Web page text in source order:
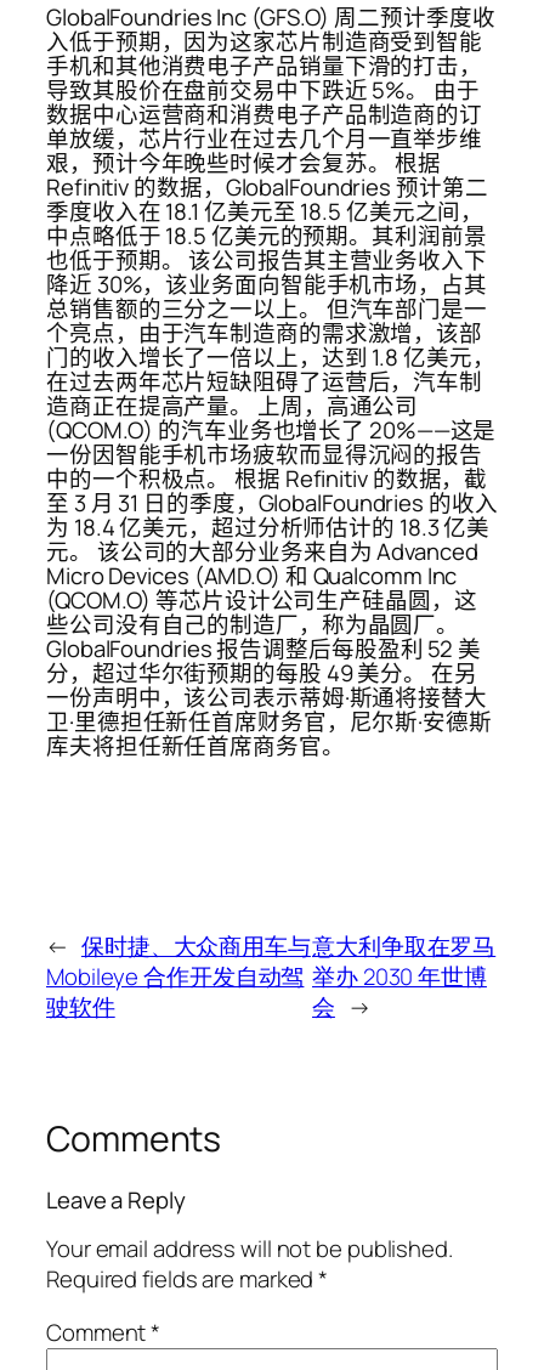
GlobalFoundries Inc (GFS.O) 周二预计季度收
入低于预期，因为这家芯片制造商受到智能
手机和其他消费电子产品销量下滑的打击，
导致其股价在盘前交易中下跌近 5%。 由于
数据中心运营商和消费电子产品制造商的订
单放缓，芯片行业在过去几个月一直举步维
艰，预计今年晚些时候才会复苏。 根据
Refinitiv 的数据，GlobalFoundries 预计第二
季度收入在 18.1 亿美元至 18.5 亿美元之间，
中点略低于 18.5 亿美元的预期。其利润前景
也低于预期。 该公司报告其主营业务收入下
降近 30%，该业务面向智能手机市场，占其
总销售额的三分之一以上。 但汽车部门是一
个亮点，由于汽车制造商的需求激增，该部
门的收入增长了一倍以上，达到 1.8 亿美元，
在过去两年芯片短缺阻碍了运营后，汽车制
造商正在提高产量。 上周，高通公司
(QCOM.O) 的汽车业务也增长了 20%——这是
一份因智能手机市场疲软而显得沉闷的报告
中的一个积极点。 根据 Refinitiv 的数据，截
至 3 月 31 日的季度，GlobalFoundries 的收入
为 18.4 亿美元，超过分析师估计的 18.3 亿美
元。 该公司的大部分业务来自为 Advanced
Micro Devices (AMD.O) 和 Qualcomm Inc
(QCOM.O) 等芯片设计公司生产硅晶圆，这
些公司没有自己的制造厂，称为晶圆厂。
GlobalFoundries 报告调整后每股盈利 52 美
分，超过华尔街预期的每股 49 美分。 在另
一份声明中，该公司表示蒂姆·斯通将接替大
卫·里德担任新任首席财务官，尼尔斯·安德斯
库夫将担任新任首席商务官。
← 保时捷、大众商用车与
Mobileye 合作开发自动驾
驶软件
意大利争取在罗马
举办 2030 年世博
会 →
Comments
Leave a Reply
Your email address will not be published.
Required fields are marked*
Comment*